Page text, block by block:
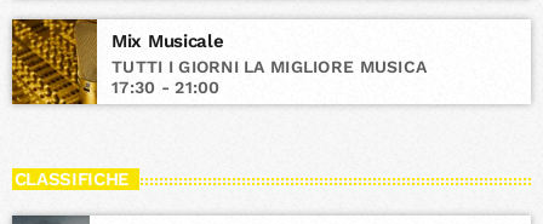
Mix Musicale
TUTTI I GIORNI LA MIGLIORE MUSICA
17:30 - 21:00
CLASSIFICHE